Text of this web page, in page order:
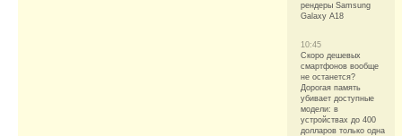
рендеры Samsung
Galaxy A18
10:45
Скоро дешевых
смартфонов вообще
не останется?
Дорогая память
убивает доступные
модели: в
устройствах до 400
долларов только одна